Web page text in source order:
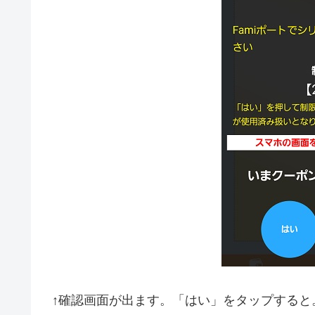
↑確認画面が出ます。「はい」をタップすると